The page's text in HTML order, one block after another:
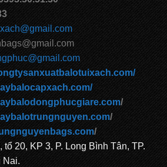
/
/
/
tổ 20, KP 3, P. Long Bình Tân, TP.
Nai.